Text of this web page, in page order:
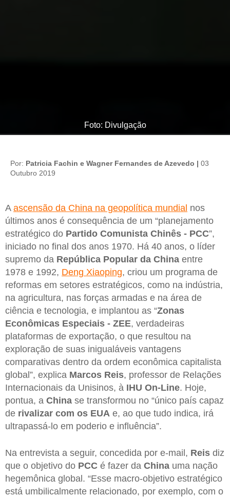
Foto: Divulgação
Por: Patricia Fachin e Wagner Fernandes de Azevedo | 03
Outubro 2019
A ascensão da China na geopolítica mundial nos
últimos anos é consequência de um “planejamento
estratégico do Partido Comunista Chinês - PCC”,
iniciado no final dos anos 1970. Há 40 anos, o líder
supremo da República Popular da China entre
1978 e 1992, Deng Xiaoping, criou um programa de
reformas em setores estratégicos, como na indústria,
na agricultura, nas forças armadas e na área de
ciência e tecnologia, e implantou as “Zonas
Econômicas Especiais - ZEE, verdadeiras
plataformas de exportação, o que resultou na
exploração de suas inigualáveis vantagens
comparativas dentro da ordem econômica capitalista
global”, explica Marcos Reis, professor de Relações
Internacionais da Unisinos, à IHU On-Line. Hoje,
pontua, a China se transformou no “único país capaz
de rivalizar com os EUA e, ao que tudo indica, irá
ultrapassá-lo em poderio e influência”.
Na entrevista a seguir, concedida por e-mail, Reis diz
que o objetivo do PCC é fazer da China uma nação
hegemônica global. “Esse macro-objetivo estratégico
está umbilicalmente relacionado, por exemplo, com o